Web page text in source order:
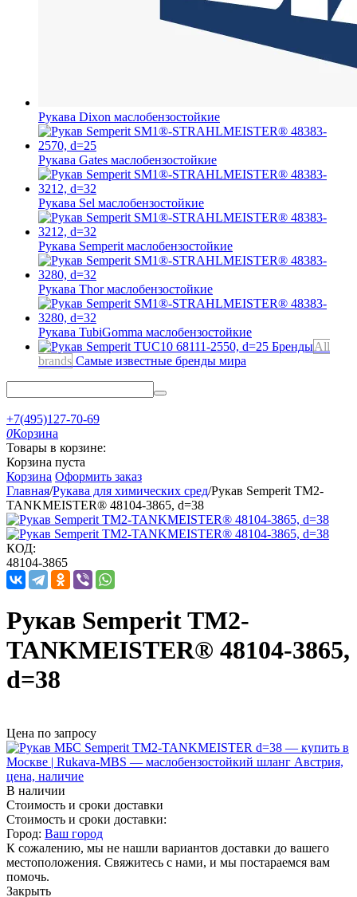
Рукава Dixon маслобензостойкие
Рукава Gates маслобензостойкие
Рукава Sel маслобензостойкие
Рукава Semperit маслобензостойкие
Рукава Thorмаслобензостойкие
Рукава TubiGomma маслобензостойкие
БрендыAll
brands Самые известные бренды мира
+7(495)127-70-69
0Корзина
Товары в корзине:
Корзина пуста
Корзина Оформить заказ
Главная/Рукава для химических сред/Рукав Semperit TM2-
TANKMEISTER® 48104-3865, d=38
КОД:
48104-3865
Рукав Semperit TM2-
TANKMEISTER® 48104-3865,
d=38
Цена по запросу
В наличии
Стоимость и сроки доставки
Стоимость и сроки доставки:
Город: Ваш город
К сожалению, мы не нашли вариантов доставки до вашего
местоположения. Свяжитесь с нами, и мы постараемся вам
помочь.
Закрыть